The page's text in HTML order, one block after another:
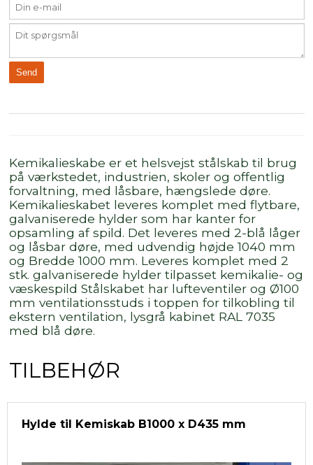
Kemikalieskabe er et helsvejst stålskab til brug
på værkstedet, industrien, skoler og offentlig
forvaltning, med låsbare, hængslede døre.
Kemikalieskabet leveres komplet med flytbare,
galvaniserede hylder som har kanter for
opsamling af spild. Det leveres med 2-blå låger
og låsbar døre, med udvendig højde 1040 mm
og Bredde 1000 mm. Leveres komplet med 2
stk. galvaniserede hylder tilpasset kemikalie- og
væskespild Stålskabet har lufteventiler og Ø100
mm ventilationsstuds i toppen for tilkobling til
ekstern ventilation, lysgrå kabinet RAL 7035
med blå døre.
TILBEHØR
Hylde til Kemiskab B1000 x D435 mm